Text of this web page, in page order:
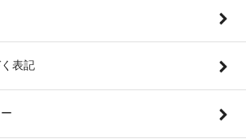
表記